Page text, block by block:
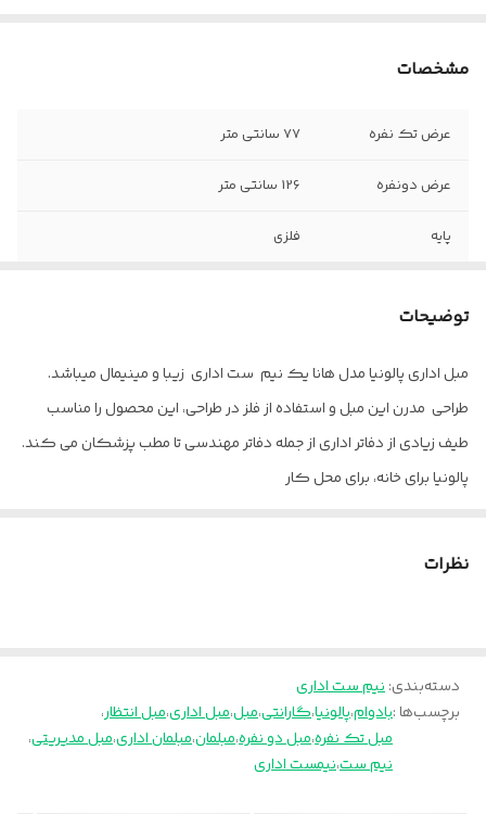
مشخصات
عرض تک نفره 77 سانتی متر
عرض دونفره 126 سانتی متر
پایه فلزی
تکیه گاه اسفنج ۳۰ کیلویی
دسته فلزی با نوار چوب
طول تک نفره ۷۷ سانتیمتر
طول دو نفره ۱۲۶ سانتیمتر
توضیحات
مبل اداری پالونیا مدل هانا یک نیم ست اداری زیبا و مینیمال میباشد‌.
طراحی مدرن این مبل و استفاده از فلز در طراحی، این محصول را مناسب
طیف زیادی از دفاتر اداری از جمله دفاتر مهندسی تا مطب پزشکان می کند.
پالونیا برای خانه، برای محل کار
نظرات
دسته‌بندی:نیم ست اداری
برچسب‌ها :بادوام،پالونیا،گارانتی،مبل،مبل اداری،مبل انتظار،
مبل تک نفره،مبل دو نفره،مبلمان،مبلمان اداری،مبل مدیریتی،
نیم ست،نیمست اداری